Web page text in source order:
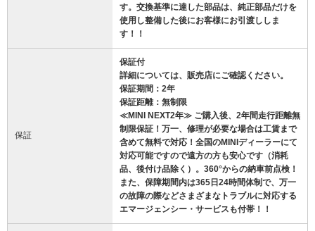
す。交換基準に達した部品は、純正部品だけを
使用し整備した後にお客様にお引渡ししま
す！！
保証
保証付
詳細については、販売店にご確認ください。
保証期間：2年
保証距離：無制限
≪MINI NEXT2年≫ ご購入後、2年間走行距離無
制限保証！万一、修理が必要な場合は工賃まで
含めて無料で対応！全国のMINIディーラーにて
対応可能ですので遠方の方も安心です（消耗
品、後付け品除く）。360°からの納車前点検！
また、保障期間内は365日24時間体制で、万一
の故障の際などさまざまなトラブルに対応する
エマージェンシー・サービスも付帯！！